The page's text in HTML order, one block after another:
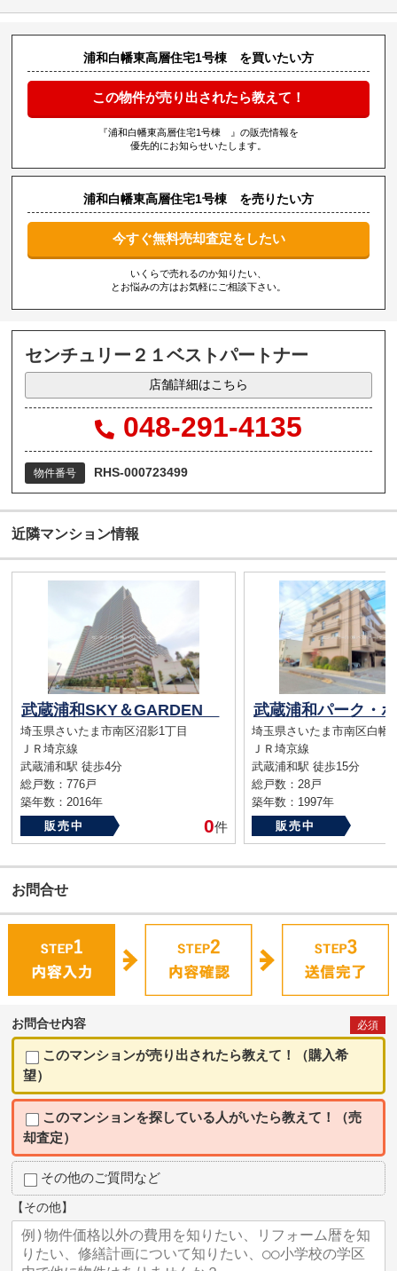
浦和白幡東高層住宅1号棟 を買いたい方
この物件が売り出されたら教えて！
『浦和白幡東高層住宅1号棟 』の販売情報を
優先的にお知らせいたします。
浦和白幡東高層住宅1号棟 を売りたい方
今すぐ無料売却査定をしたい
いくらで売れるのか知りたい、
とお悩みの方はお気軽にご相談下さい。
センチュリー２１ベストパートナー
店舗詳細はこちら
048-291-4135
物件番号 RHS-000723499
近隣マンション情報
武蔵浦和SKY＆GARDEN
埼玉県さいたま市南区沼影1丁目
ＪＲ埼京線
武蔵浦和駅 徒歩4分
総戸数：776戸
築年数：2016年
販売中
0件
埼玉県さいたま市南区白幡
ＪＲ埼京線
武蔵浦和駅 徒歩15分
総戸数：28戸
築年数：1997年
販売中
お問合せ
お問合せ内容 必須
このマンションが売り出されたら教えて！（購入希
望）
このマンションを探している人がいたら教えて！（売
却査定）
その他のご質問など
【その他】